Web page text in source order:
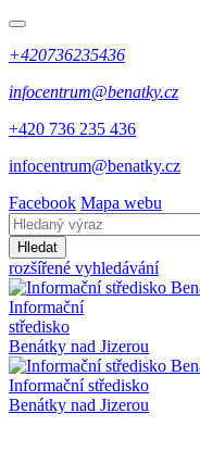
+420736235436
infocentrum@benatky.cz
+420 736 235 436
infocentrum@benatky.cz
Facebook Mapa webu
Hledat
rozšířené vyhledávání
Informační
středisko
Benátky nad Jizerou
Informační středisko
Benátky nad Jizerou